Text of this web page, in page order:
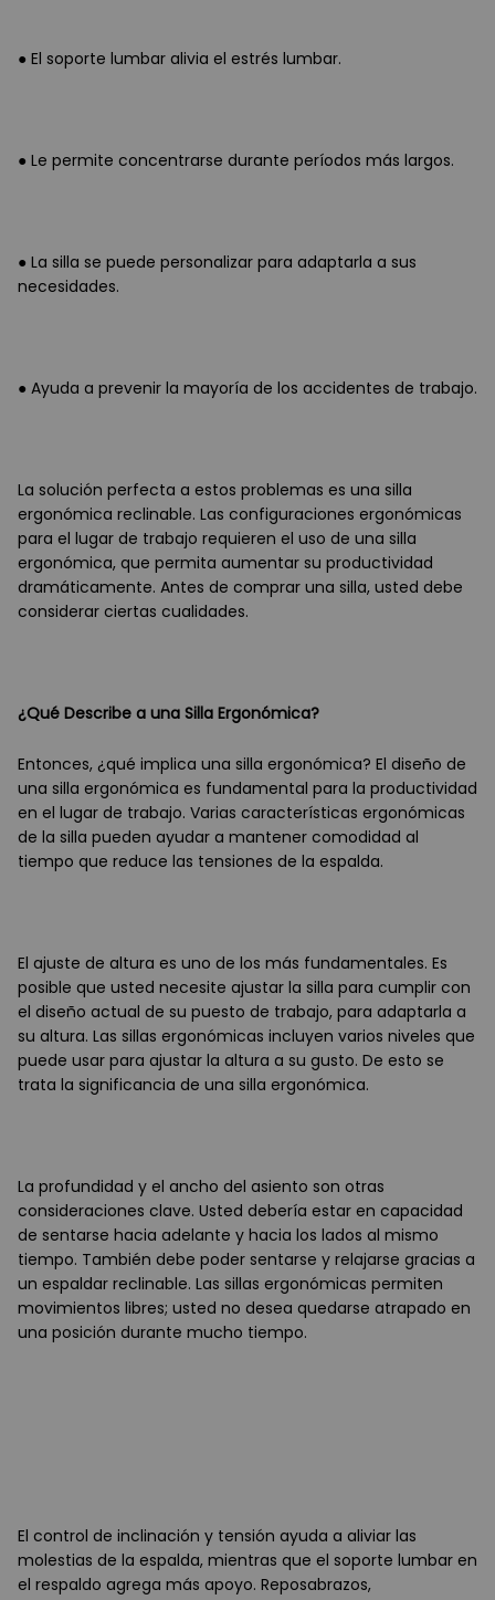
● El soporte lumbar alivia el estrés lumbar.
● Le permite concentrarse durante períodos más largos.
● La silla se puede personalizar para adaptarla a sus
necesidades.
● Ayuda a prevenir la mayoría de los accidentes de trabajo.
La solución perfecta a estos problemas es una silla
ergonómica reclinable. Las configuraciones ergonómicas
para el lugar de trabajo requieren el uso de una silla
ergonómica, que permita aumentar su productividad
dramáticamente. Antes de comprar una silla, usted debe
considerar ciertas cualidades.
¿Qué Describe a una Silla Ergonómica?
Entonces, ¿qué implica una silla ergonómica? El diseño de
una silla ergonómica es fundamental para la productividad
en el lugar de trabajo. Varias características ergonómicas
de la silla pueden ayudar a mantener comodidad al
tiempo que reduce las tensiones de la espalda.
El ajuste de altura es uno de los más fundamentales. Es
posible que usted necesite ajustar la silla para cumplir con
el diseño actual de su puesto de trabajo, para adaptarla a
su altura. Las sillas ergonómicas incluyen varios niveles que
puede usar para ajustar la altura a su gusto. De esto se
trata la significancia de una silla ergonómica.
La profundidad y el ancho del asiento son otras
consideraciones clave. Usted debería estar en capacidad
de sentarse hacia adelante y hacia los lados al mismo
tiempo. También debe poder sentarse y relajarse gracias a
un espaldar reclinable. Las sillas ergonómicas permiten
movimientos libres; usted no desea quedarse atrapado en
una posición durante mucho tiempo.
El control de inclinación y tensión ayuda a aliviar las
molestias de la espalda, mientras que el soporte lumbar en
el respaldo agrega más apoyo. Reposabrazos,